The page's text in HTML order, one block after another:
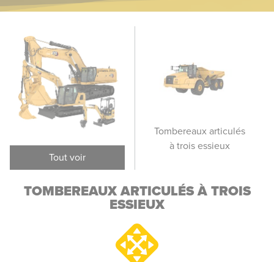
Tout voir
Tombereaux articulés
- châssis seulement
Tombereaux articulés
à trois essieux
TOMBEREAUX ARTICULÉS À TROIS
ESSIEUX